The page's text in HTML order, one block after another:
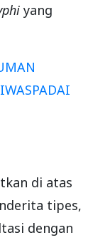
yang
di atas
tipes,
dengan